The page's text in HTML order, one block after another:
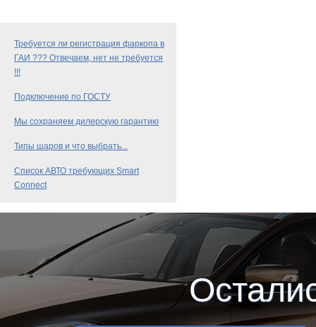
Требуется ли регистрация фаркопа в
ГАИ ??? Отвечаем, нет не требуется
!!!
Подключение по ГОСТУ
Мы сохраняем дилерскую гарантию
Типы шаров и что выбрать...
Список АВТО требующих Smart
Connect